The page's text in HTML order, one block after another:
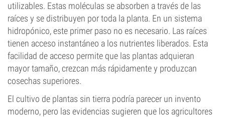
utilizables. Estas moléculas se absorben a través de las
raíces y se distribuyen por toda la planta. En un sistema
hidropónico, este primer paso no es necesario. Las raíces
tienen acceso instantáneo a los nutrientes liberados. Esta
facilidad de acceso permite que las plantas adquieran
mayor tamaño, crezcan más rápidamente y produzcan
cosechas superiores.
El cultivo de plantas sin tierra podría parecer un invento
moderno, pero las evidencias sugieren que los agricultores